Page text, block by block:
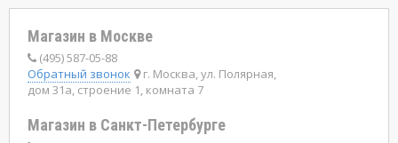
Магазин в Москве
(495) 587-05-88
Обратный звонок
г. Москва, ул. Полярная,
дом 31а, строение 1, комната 7
Магазин в Санкт-Петербурге